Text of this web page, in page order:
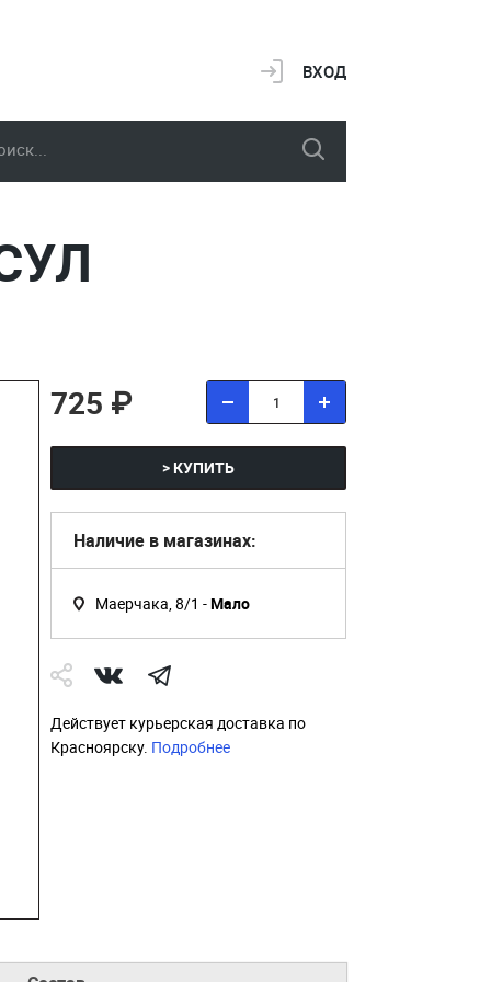
ВХОД
725 ₽
> КУПИТЬ
Наличие в магазинах:
Маерчака, 8/1 -Мало
Действует курьерская доставка по
Красноярску. Подробнее